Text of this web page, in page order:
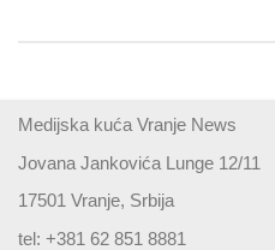
Medijska kuća Vranje News
Jovana Jankovića Lunge 12/11
17501 Vranje, Srbija
tel: +381 62 851 8881